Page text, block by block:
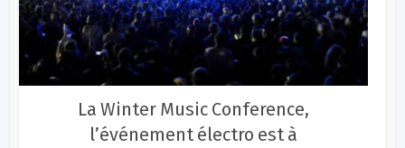
La Winter Music Conference,
l’événement électro est à